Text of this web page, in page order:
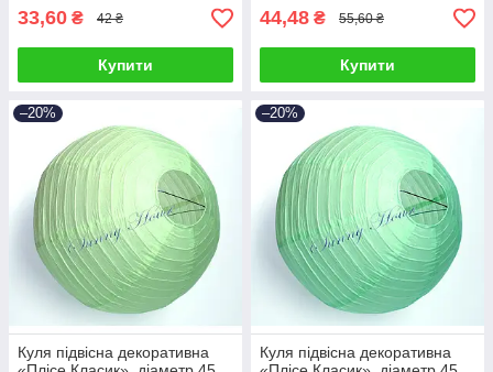
33,60 ₴ 42 ₴
Купити
44,48 ₴ 55,60 ₴
Купити
–20%
Куля підвісна декоративна
–20%
Куля підвісна декоративна